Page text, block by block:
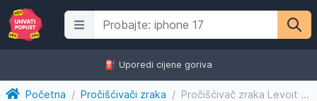
⛽️ Uporedi cijene goriva
Početna / Pročišćivači zraka / Pročišćivač zraka Levoit Smart True HEPA Air Purifier Core 2...